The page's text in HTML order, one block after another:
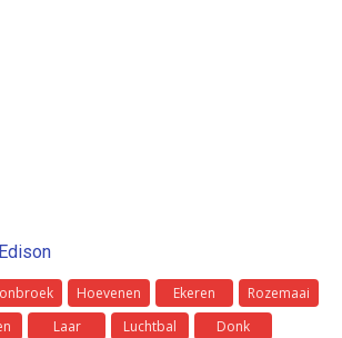
Hoevenen Ekeren
Rozemaai
Laar Luchtbal Donk